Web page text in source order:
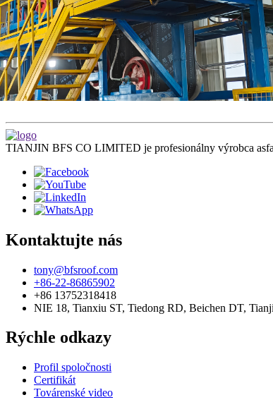
TIANJIN BFS CO LIMITED je profesionálny výrobca
Kontaktujte nás
tony@bfsroof.com
+86-22-86865902
+86 13752318418
NIE 18, Tianxiu ST, Tiedong RD, Beichen DT,
Rýchle odkazy
Profil spoločnosti
Certifikát
Továrenské video